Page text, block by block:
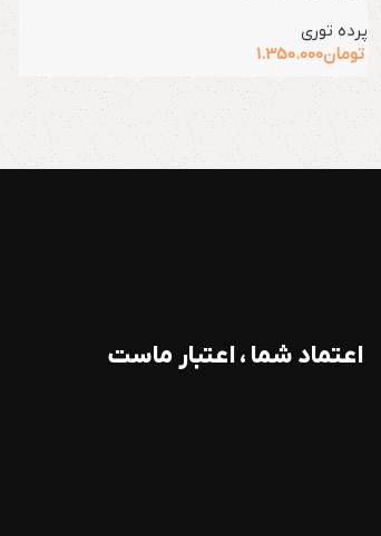
پرده توری
تومان1.350.000
اعتماد شما ، اعتبار ماست